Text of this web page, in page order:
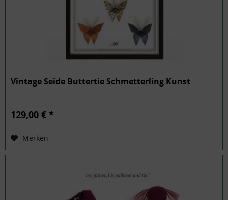
Vintage Seide Buttertie Schmetterling Kunst
129,00 € *
Merken